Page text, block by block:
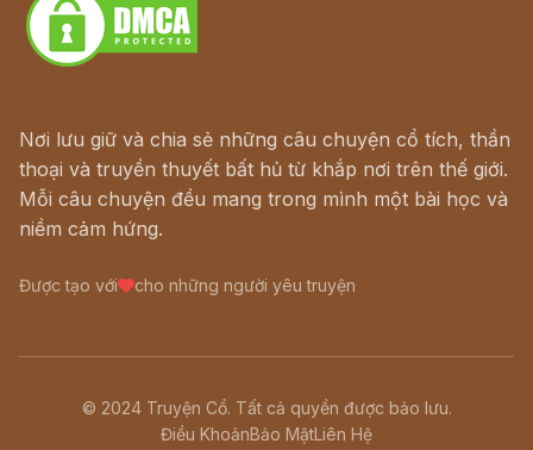
Nơi lưu giữ và chia sẻ những câu chuyện cổ tích, thần
thoại và truyền thuyết bất hủ từ khắp nơi trên thế giới.
Mỗi câu chuyện đều mang trong mình một bài học và
niềm cảm hứng.
Được tạo với cho những người yêu truyện
© 2024 Truyện Cổ. Tất cả quyền được bảo lưu.
Điều KhoảnBảo MậtLiên Hệ